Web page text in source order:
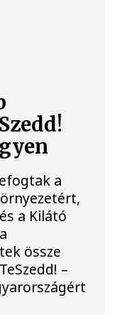
a
a Kilátó
össze
–